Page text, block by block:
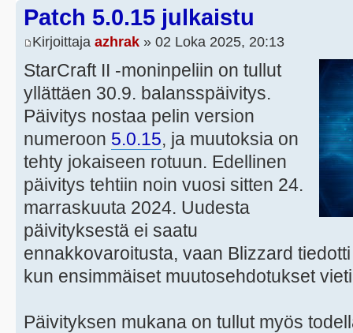
Patch 5.0.15 julkaistu
Kirjoittaja azhrak » 02 Loka 2025, 20:13
StarCraft II -moninpeliin on tullut
yllättäen 30.9. balansspäivitys.
Päivitys nostaa pelin version
numeroon 5.0.15, ja muutoksia on
tehty jokaiseen rotuun. Edellinen
päivitys tehtiin noin vuosi sitten 24.
marraskuuta 2024. Uudesta
päivityksestä ei saatu
ennakkovaroitusta, vaan Blizzard
kun ensimmäiset muutosehdotukset
Päivityksen mukana on tullut myös